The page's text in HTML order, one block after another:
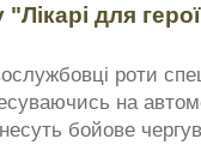
для
роти
на
бойове